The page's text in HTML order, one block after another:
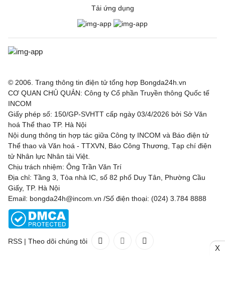
Tải ứng dụng
© 2006. Trang thông tin điện tử tổng hợp Bongda24h.vn
CƠ QUAN CHỦ QUẢN: Công ty Cổ phần Truyền thông Quốc tế
INCOM
Giấy phép số: 150/GP-SVHTT cấp ngày 03/4/2026 bởi Sở Văn
hoá Thể thao TP. Hà Nội
Nội dung thông tin hợp tác giữa Công ty INCOM và Báo điện tử
Thể thao và Văn hoá - TTXVN, Báo Công Thương, Tạp chí điện
tử Nhân lực Nhân tài Việt.
Chịu trách nhiệm: Ông Trần Văn Trí
Địa chỉ: Tầng 3, Tòa nhà IC, số 82 phố Duy Tân, Phường Cầu
Giấy, TP. Hà Nội
Email: bongda24h@incom.vn /Số điện thoại: (024) 3.784 8888
RSS | Theo dõi chúng tôi
X